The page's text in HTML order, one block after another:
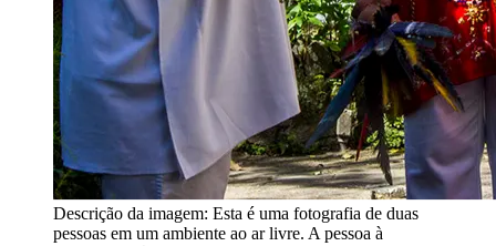
Descrição da imagem: Esta é uma fotografia de duas
pessoas em um ambiente ao ar livre. A pessoa à